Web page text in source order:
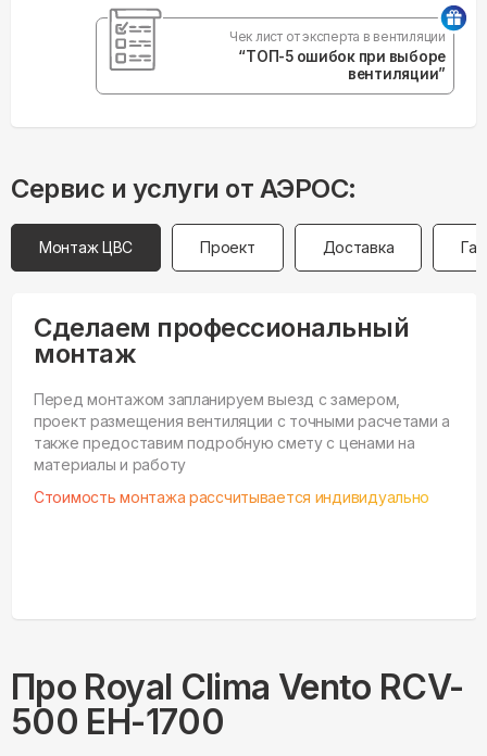
Чек лист от эксперта в вентиляции
“ТОП-5 ошибок при выборе
вентиляции”
Сервис и услуги от АЭРОС:
Монтаж ЦВС Проект Доставка
Сделаем профессиональный
монтаж
Перед монтажом запланируем выезд с замером,
проект размещения вентиляции с точными расчетами а
также предоставим подробную смету с ценами на
материалы и работу
Стоимость монтажа рассчитывается индивидуально
Про Royal Clima Vento RCV-
500 EH-1700